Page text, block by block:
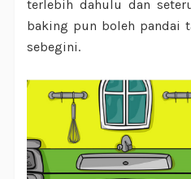
terlebih dahulu dan
baking pun boleh pandai
sebegini.